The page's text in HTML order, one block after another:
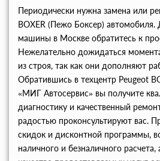
Периодически нужна замена или
BOXER (Пежо Боксер) автомобиля.
машины в Москве обратитесь к
Нежелательно дожидаться
из строя, так как они дополняют
Обратившись в техцентр Peugeot
«МИГ Автосервис» вы получите
диагностику и качественный
радостью проконсультируют вас.
скидок и дисконтной программы,
наличного и безналичного